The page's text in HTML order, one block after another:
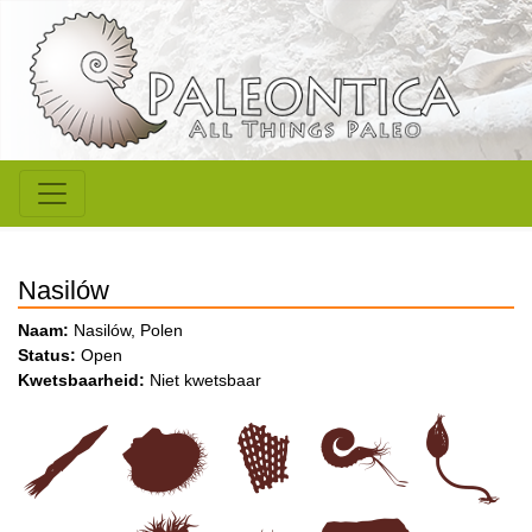
Nasilów
Naam: Nasilów, Polen
Status: Open
Kwetsbaarheid: Niet kwetsbaar